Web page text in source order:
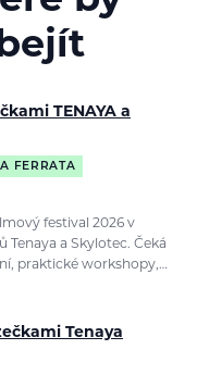
TENAYA a
FERRATA
festival 2026 v
Tenaya a Skylotec. Čeká
praktické workshopy,…
Tenaya